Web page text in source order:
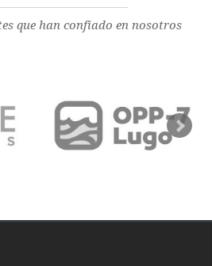
que han confiado en nosotros